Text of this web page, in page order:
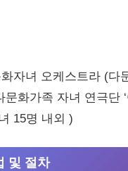
자녀 오케스트라 (다
화가족 자녀 연극단 ‘
15명 내외 )
및 절차